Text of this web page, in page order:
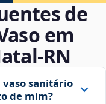
de
em
sanitário
de mim?